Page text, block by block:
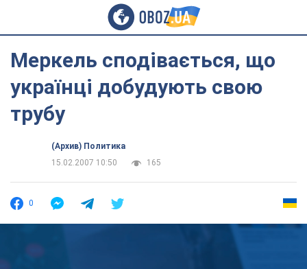
Меркель сподівається, що
українці добудують свою
трубу
(Архив) Политика
15.02.2007 10:50
165
0